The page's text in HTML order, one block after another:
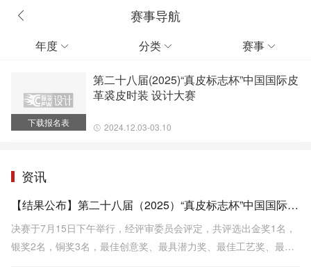
赛事导航
年度  分类  赛事 
下载报名表
第二十八届(2025)“真皮标志杯”中国国际皮
革裘皮时装 设计大赛
2024.12.03-03.10
资讯
【结果公布】第二十八届（2025）“真皮标志杯”中国国际皮革裘皮时装设计大赛决赛
决赛于7月15日下午举行，经评审委员会评定，共评选出金奖1名，
银奖2名，铜奖3名，最佳创意奖、最具潜力奖、最佳工艺奖、最佳